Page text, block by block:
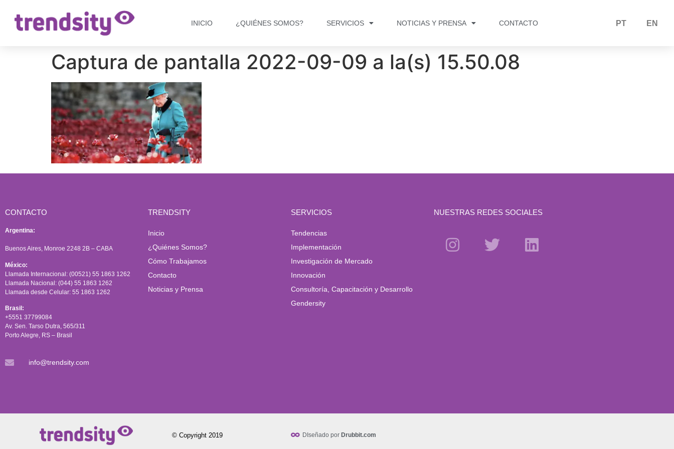
INICIO ¿QUIÉNES SOMOS? SERVICIOS NOTICIAS Y PRENSA CONTACTO PT EN
Captura de pantalla 2022-09-09 a la(s) 15.50.08
CONTACTO
Argentina:
Buenos Aires, Monroe 2248 2B – CABA
México:
Llamada Internacional: (00521) 55 1863 1262
Llamada Nacional: (044) 55 1863 1262
Llamada desde Celular: 55 1863 1262
Brasil:
+5551 37799084
Av. Sen. Tarso Dutra, 565/311
Porto Alegre, RS – Brasil
info@trendsity.com
TRENDSITY
Inicio
¿Quiénes Somos?
Cómo Trabajamos
Contacto
Noticias y Prensa
SERVICIOS
Tendencias
Implementación
Investigación de Mercado
Innovación
Consultoría, Capacitación y Desarrollo
Gendersity
NUESTRAS REDES SOCIALES
© Copyright 2019 DIseñado por Drubbit.com